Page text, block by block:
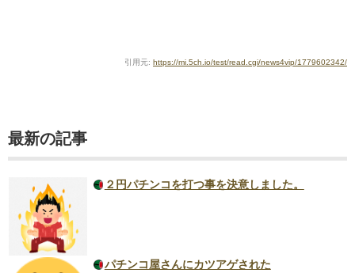
引用元: https://mi.5ch.io/test/read.cgi/news4vip/1779602342/
最新の記事
２円パチンコを打つ事を決意しました。
パチンコ屋さんにカツアゲされた